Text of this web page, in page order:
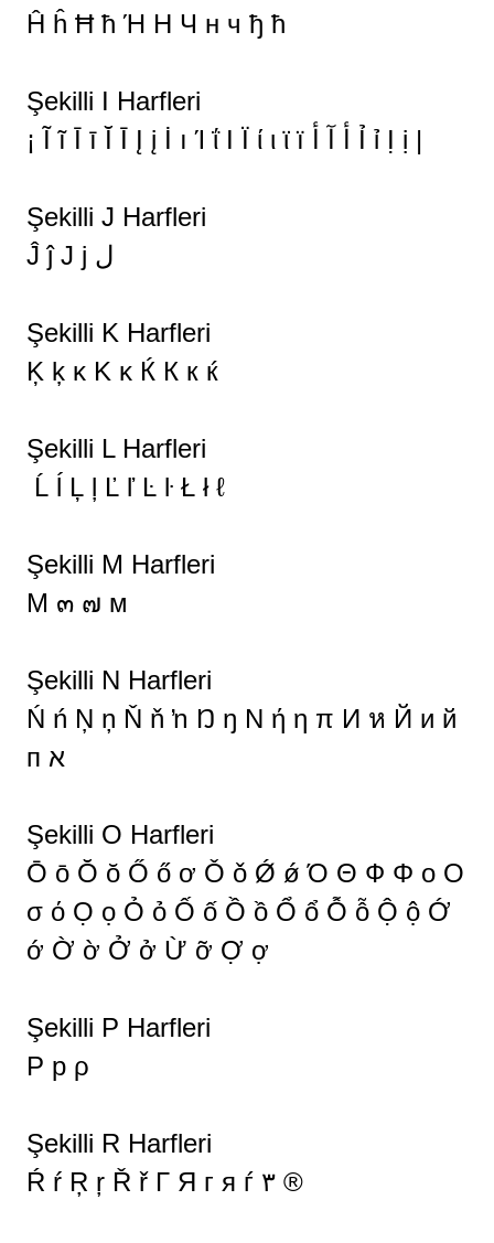
Ĥ ĥ Ħ ħ Ή Η Ч н ч ђ ћ
Şekilli I Harfleri
¡ Ĩ ĩ Ī ī Ĭ Ī Į į İ ı Ί ΐ Ι Ϊ ί ι ϊ ї أ آ أ Ỉ ỉ Ị ị |
Şekilli J Harfleri
Ĵ ĵ Ј ј ل
Şekilli K Harfleri
Ķ ķ ĸ Κ κ Ќ К к ќ
Şekilli L Harfleri
Ĺ ĺ Ļ ļ Ľ ľ Ŀ ŀ Ł ł ℓ
Şekilli M Harfleri
M ๓ ๗ м
Şekilli N Harfleri
Ń ń Ņ ņ Ň ň ŉ Ŋ ŋ Ν ή η π И ห Й и й
п א
Şekilli O Harfleri
Ō ō Ŏ ŏ Ő ő ơ Ǒ ǒ Ǿ ǿ Ό Θ Ф Φ o O
σ ό Ọ ọ Ỏ ỏ Ố ố Ồ ồ Ổ ổ Ỗ ỗ Ộ ộ Ớ
ớ Ờ ờ Ở ở Ừ ỡ Ợ ợ
Şekilli P Harfleri
P p ρ
Şekilli R Harfleri
Ŕ ŕ Ŗ ŗ Ř ř Г Я г я ѓ ٣ ®